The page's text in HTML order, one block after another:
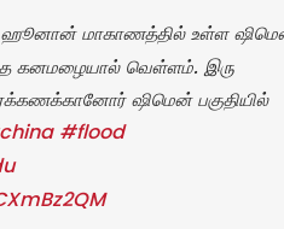
மாகாணத்தில் உள்ள
கனமழையால் வெள்ளம். இரு
ஷிமென் பகுதியில்
#flood